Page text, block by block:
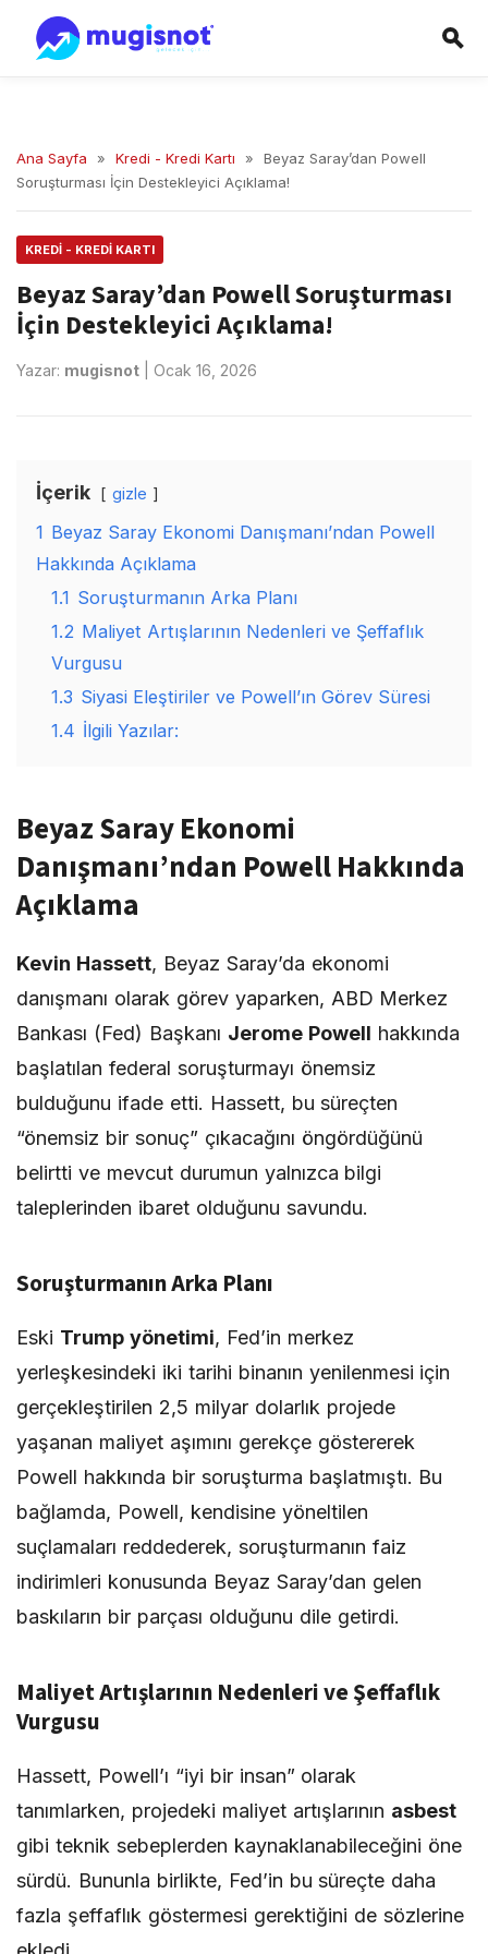
Ana Sayfa » Kredi - Kredi Kartı »
Beyaz Saray’dan Powell
Soruşturması İçin Destekleyici Açıklama!
KREDI - KREDI KARTI
Beyaz Saray’dan Powell Soruşturması
İçin Destekleyici Açıklama!
Yazar: mugisnot Ocak 16, 2026
İçerik gizle
1 Beyaz Saray Ekonomi Danışmanı’ndan Powell
Hakkında Açıklama
1.1 Soruşturmanın Arka Planı
1.2 Maliyet Artışlarının Nedenleri ve Şeffaflık
Vurgusu
1.3 Siyasi Eleştiriler ve Powell’ın Görev Süresi
1.4 İlgili Yazılar:
Beyaz Saray Ekonomi
Danışmanı’ndan Powell Hakkında
Açıklama
Kevin Hassett, Beyaz Saray’da ekonomi
danışmanı olarak görev yaparken, ABD Merkez
Bankası (Fed) Başkanı Jerome Powell hakkında
başlatılan federal soruşturmayı önemsiz
bulduğunu ifade etti. Hassett, bu süreçten
“önemsiz bir sonuç” çıkacağını öngördüğünü
belirtti ve mevcut durumun yalnızca bilgi
taleplerinden ibaret olduğunu savundu.
Soruşturmanın Arka Planı
Eski Trump yönetimi, Fed’in merkez
yerleşkesindeki iki tarihi binanın yenilenmesi için
gerçekleştirilen 2,5 milyar dolarlık projede
yaşanan maliyet aşımını gerekçe göstererek
Powell hakkında bir soruşturma başlatmıştı. Bu
bağlamda, Powell, kendisine yöneltilen
suçlamaları reddederek, soruşturmanın faiz
indirimleri konusunda Beyaz Saray’dan gelen
baskıların bir parçası olduğunu dile getirdi.
Maliyet Artışlarının Nedenleri ve Şeffaflık
Vurgusu
Hassett, Powell’ı “iyi bir insan” olarak
tanımlarken, projedeki maliyet artışlarının asbest
gibi teknik sebeplerden kaynaklanabileceğini öne
sürdü. Bununla birlikte, Fed’in bu süreçte daha
fazla şeffaflık göstermesi gerektiğini de sözlerine